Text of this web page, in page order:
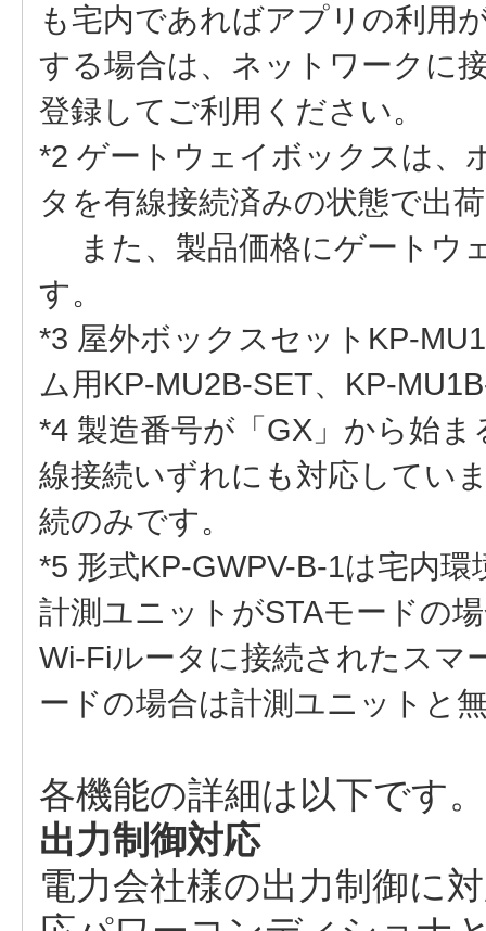
も宅内であればアプリの利用
する場合は、ネットワークに
登録してご利用ください。
*2 ゲートウェイボックスは、
タを有線接続済みの状態で出
また、製品価格にゲートウ
す。
*3 屋外ボックスセットKP-
ム用KP-MU2B-SET、KP-
*4 製造番号が「GX」から始
線接続いずれにも対応してい
続のみです。
*5 形式KP-GWPV-B-1は宅内
計測ユニットがSTAモードの
Wi-Fiルータに接続されたスマ
ードの場合は計測ユニットと
各機能の詳細は以下です。
出力制御対応
電力会社様の出力制御に